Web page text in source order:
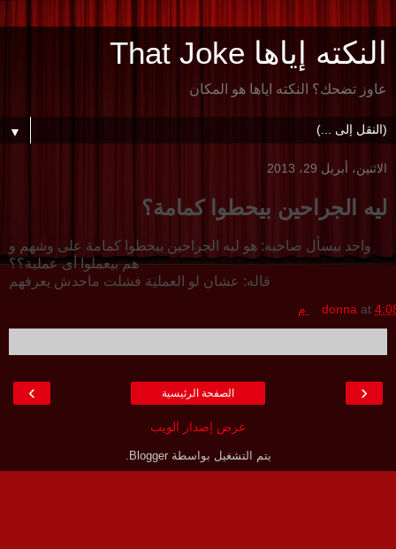
النكته إياها That Joke
عاوز تضحك؟ النكته اياها هو المكان
▼
الاثنين، أبريل 29، 2013
ليه الجراحين بيحطوا كمامة؟
واحد بيسأل صاحبه: هو ليه الجراحين بيحطوا كمامة على وشهم و
هم بيعملوا أى عملية؟؟
قاله: عشان لو العملية فشلت ماحدش يعرفهم
donna atم
‹
› الصفحة الرئيسية
عرض إصدار الويب
يتم التشغيل بواسطةBlogger